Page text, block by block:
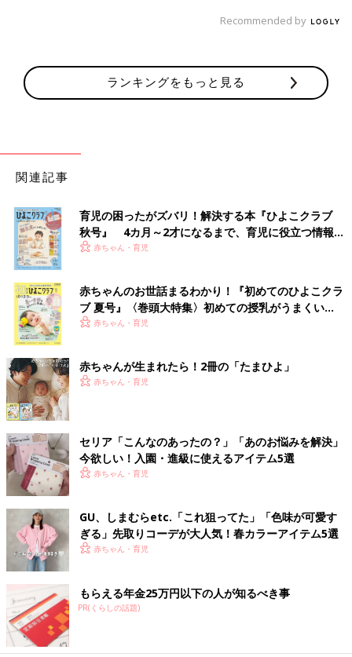
Recommended by
ランキングをもっと見る
関連記事
育児の困ったがズバリ！解決する本『ひよこクラブ
秋号』 4カ月～2才になるまで、育児に役立つ情報が
いっぱい！
赤ちゃん・育児
赤ちゃんのお世話まるわかり！『初めてのひよこクラ
ブ 夏号』〈巻頭大特集〉初めての授乳がうまくい
く！ おっぱい・ミルクの基本と夏のトラブル 解決テ
赤ちゃん・育児
赤ちゃんが生まれたら！2冊の「たまひよ」
赤ちゃん・育児
セリア「こんなのあったの？」「あのお悩みを解決」
今欲しい！入園・進級に使えるアイテム5選
赤ちゃん・育児
GU、しまむらetc.「これ狙ってた」「色味が可愛す
ぎる」先取りコーデが大人気！春カラーアイテム5選
赤ちゃん・育児
もらえる年金25万円以下の人が知るべき事
PR(くらしの話題)